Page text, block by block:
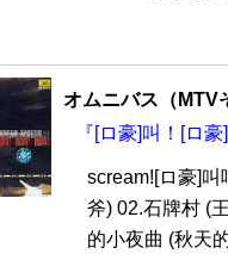
オムニバス（MTV
『[ロ豪]叫！[ロ
scream![ロ豪]
斧) 02.石牌村 (
的小夜曲 (秋天